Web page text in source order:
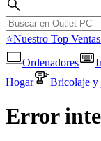
⭐Nuestro Top
Ordenadores
Hogar
Bricolaje y
Error